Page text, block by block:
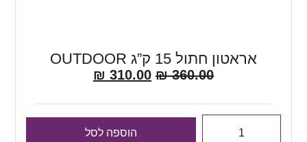
אראטון חתול 15 ק”ג OUTDOOR
360.00
₪
310.00
₪
הוספה לסל